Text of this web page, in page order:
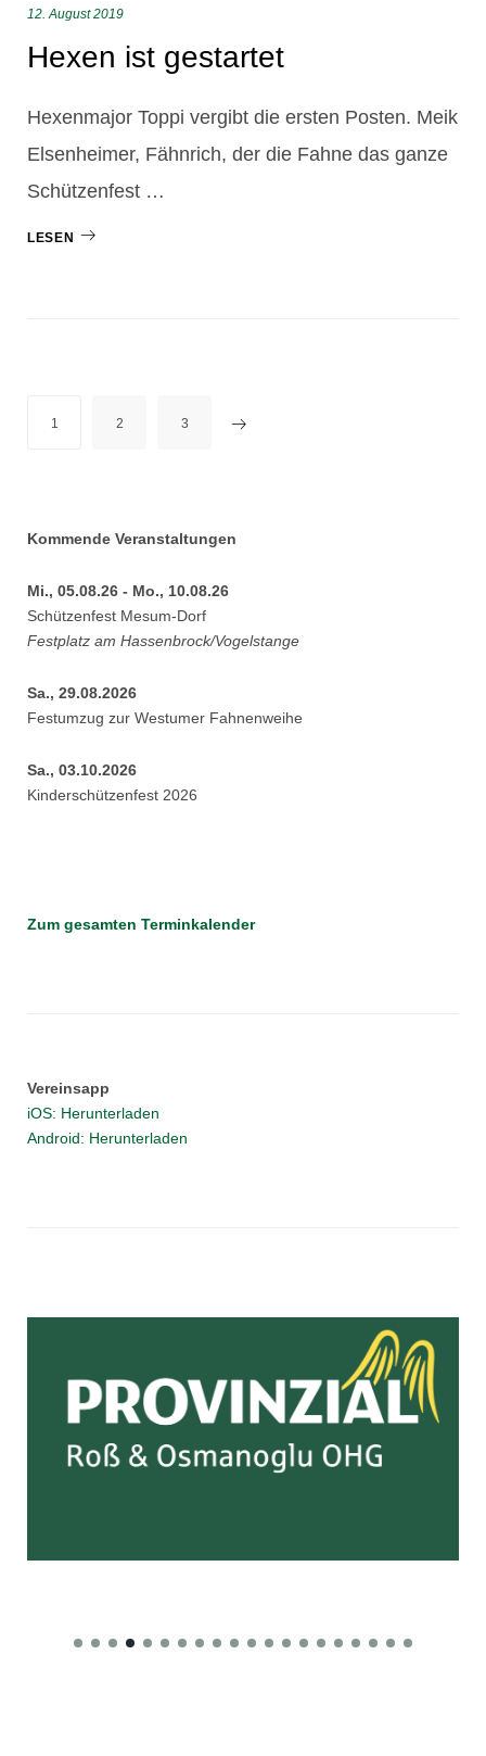
12. August 2019
Hexen ist gestartet
Hexenmajor Toppi vergibt die ersten Posten. Meik
Elsenheimer, Fähnrich, der die Fahne das ganze
Schützenfest …
LESEN
Seitennummerierung
Beiträge
1 2 3
Kommende Veranstaltungen
Mi., 05.08.26 - Mo., 10.08.26
Schützenfest Mesum-Dorf
Festplatz am Hassenbrock/Vogelstange
Sa., 29.08.2026
Festumzug zur Westumer Fahnenweihe
Sa., 03.10.2026
Kinderschützenfest 2026
Zum gesamten Terminkalender
Vereinsapp
iOS: Herunterladen
Android: Herunterladen